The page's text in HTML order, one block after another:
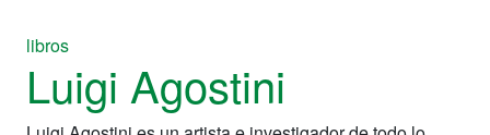
libros
Luigi Agostini